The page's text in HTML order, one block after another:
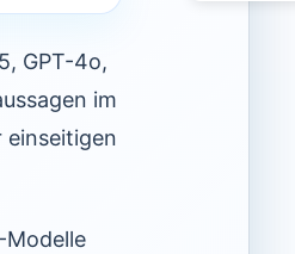
GPT-4o,
im
Modelle